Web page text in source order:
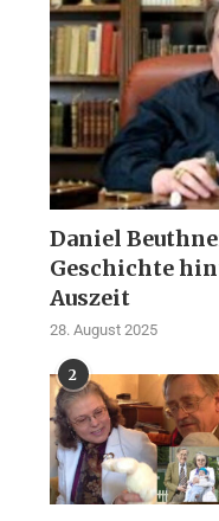
Daniel
Geschichte
Auszeit
28. August 2025
2